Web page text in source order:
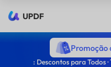
UPDF
Promoção
: Descontos para Todos